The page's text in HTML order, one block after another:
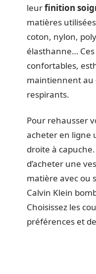
leurfinition
matières
coton, nylon,
élasthanne…
confortables,
maintiennent
respirants.
Pour rehausser
acheter en ligne
droite à
d’acheter une
matière avec ou
Calvin Klein
Choisissez les
préférences et